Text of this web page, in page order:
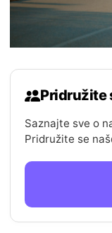
Pridružite
Saznajte sve o
Pridružite se